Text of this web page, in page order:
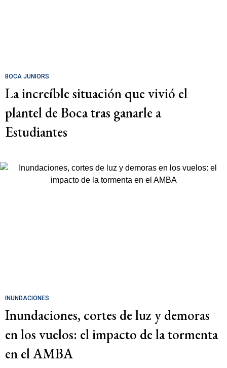
BOCA JUNIORS
La increíble situación que vivió el
plantel de Boca tras ganarle a
Estudiantes
INUNDACIONES
Inundaciones, cortes de luz y demoras
en los vuelos: el impacto de la tormenta
en el AMBA